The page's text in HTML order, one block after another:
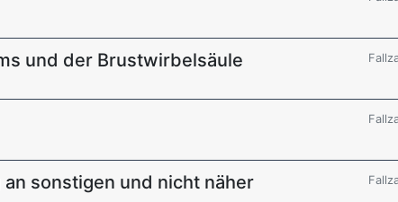
und der Brustwirbelsäule
sonstigen und nicht näher